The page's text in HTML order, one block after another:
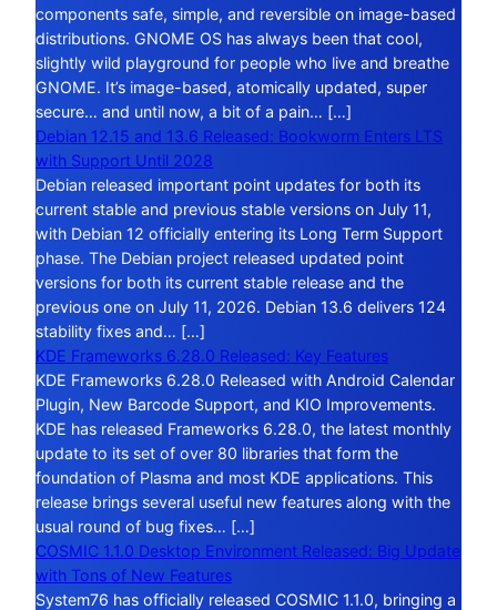
components safe, simple, and reversible on image-based
distributions. GNOME OS has always been that cool,
slightly wild playground for people who live and breathe
GNOME. It’s image-based, atomically updated, super
secure… and until now, a bit of a pain… […]
Debian 12.15 and 13.6 Released: Bookworm Enters LTS
with Support Until 2028
Debian released important point updates for both its
current stable and previous stable versions on July 11,
with Debian 12 officially entering its Long Term Support
phase. The Debian project released updated point
versions for both its current stable release and the
previous one on July 11, 2026. Debian 13.6 delivers 124
stability fixes and… […]
KDE Frameworks 6.28.0 Released: Key Features
KDE Frameworks 6.28.0 Released with Android Calendar
Plugin, New Barcode Support, and KIO Improvements.
KDE has released Frameworks 6.28.0, the latest monthly
update to its set of over 80 libraries that form the
foundation of Plasma and most KDE applications. This
release brings several useful new features along with the
usual round of bug fixes… […]
COSMIC 1.1.0 Desktop Environment Released: Big Update
with Tons of New Features
System76 has officially released COSMIC 1.1.0, bringing a